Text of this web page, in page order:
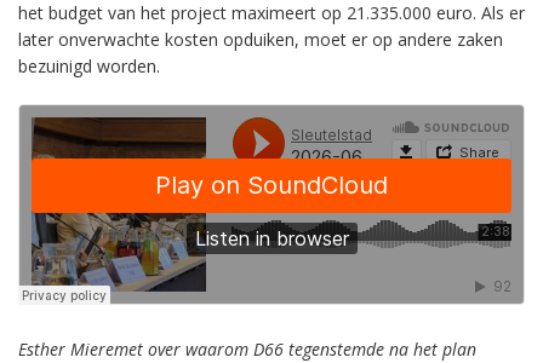
het budget van het project maximeert op 21.335.000 euro. Als er
later onverwachte kosten opduiken, moet er op andere zaken
bezuinigd worden.
Esther Mieremet over waarom D66 tegenstemde na het plan